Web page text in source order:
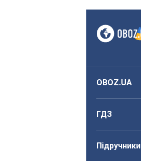
OBOZ.UA
ГДЗ
Підручники